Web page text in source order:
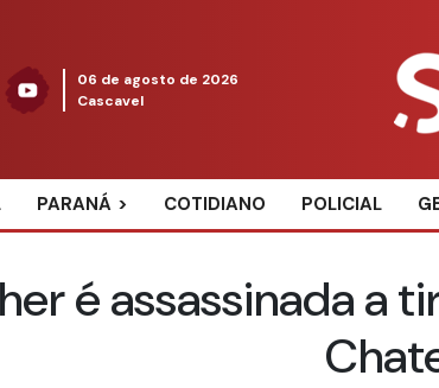
06 de agosto de 2026
Cascavel
PARANÁ COTIDIANO POLICIAL
é assassinada a